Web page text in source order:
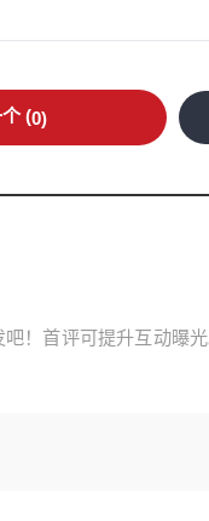
。她说：“我们已
的负责人罗德里
经“见怪不怪”。
墨西哥所承担的环
评道，墨西哥现行
政府回应了各界
❤️ 赞一个 (0)
！首评可提升互动曝光